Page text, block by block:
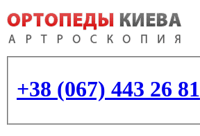
+38 (067) 443 26 81